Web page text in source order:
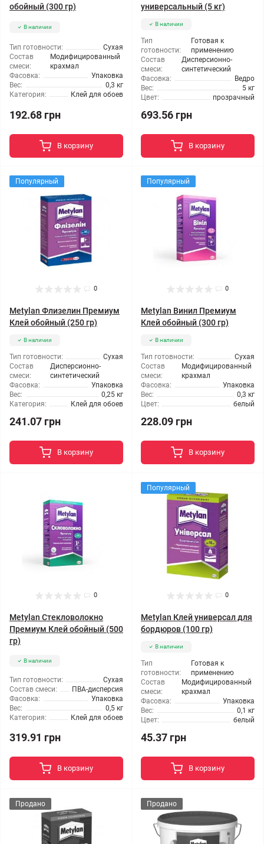
обойный (300 гр)
В наличии
Тип готовности:
Сухая
Состав
смеси:
Модифицированный
крахмал
Фасовка:
Упаковка
Вес:
0,3 кг
Категория:
Клей для обоев
192.68 грн
В корзину
универсальный (5 кг)
В наличии
Тип
готовности:
Готовая к
применению
Состав
смеси:
Дисперсионно-
синтетический
Фасовка:
Ведро
Вес:
5 кг
Цвет:
прозрачный
693.56 грн
В корзину
Популярный
0
Metylan Флизелин Премиум
Клей обойный (250 гр)
В наличии
Тип готовности:
Сухая
Состав
смеси:
Дисперсионно-
синтетический
Фасовка:
Упаковка
Вес:
0,25 кг
Категория:
Клей для обоев
241.07 грн
В корзину
Популярный
0
Metylan Винил Премиум
Клей обойный (300 гр)
В наличии
Тип готовности:
Сухая
Состав
смеси:
Модифицированный
крахмал
Фасовка:
Упаковка
Вес:
0,3 кг
Цвет:
белый
228.09 грн
В корзину
0
Metylan Стекловолокно
Премиум Клей обойный (500
гр)
В наличии
Тип готовности:
Сухая
Состав смеси:
ПВА-дисперсия
Фасовка:
Упаковка
Вес:
0,5 кг
Категория:
Клей для обоев
319.91 грн
В корзину
Популярный
0
Metylan Клей универсал для
бордюров (100 гр)
В наличии
Тип
готовности:
Готовая к
применению
Состав
смеси:
Модифицированный
крахмал
Фасовка:
Упаковка
Вес:
0,1 кг
Цвет:
белый
45.37 грн
В корзину
Продано Продано